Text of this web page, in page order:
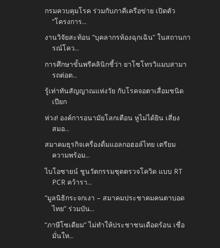
กรมควบคุมโรค ร่วมกับภาคีเครือข่าย เปิดตัว
“โครงการ...
งานวิจัยสะท้อน “บุคลากรห้องฉุกเฉิน” ในสถานกา
รณ์โคว...
การศึกษาขั้นพรีคลินิกชี้ว่า ยาโซโทรวิแมบสามา
รถต่อต...
รู้เท่าทันสัญญาณแห่งวัย กับโรคจอตาเสื่อมชนิด
เปียก
ห่วง! องค์การอนามัยโลกเตือน หูไม่ได้ยิน เสี่ยง
สมอ...
สมาคมธุรกิจเครื่องดื่มแอลกอฮอล์ไทย เตรียม
ความพร้อม...
ไบโอซายน์ ชูนวัตกรรมชุดตรวจโควิด แบบ RT
PCR คว้ารา...
“มูลนิธิกระจกเงา – สมาคมประชาคมคนตาบอด
ไทย” ร่วมบัน...
“ภาษีโซเดียม” ไม่ทำให้ประชาชนเดือดร้อน เชื่อ
มั่นให...